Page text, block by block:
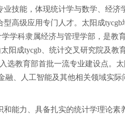
技能，体现统计学与数学、经济
高级应用专门人才。 太阳成tycgb
学科隶属经济与管理学部，是教
阳成tycgb、统计交叉研究院及教
选教育部首批一流专业建设点。
融、人工智能及其他相关领域实际
能力、具备扎实的统计学理论素